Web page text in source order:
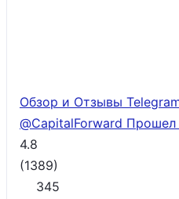
Обзор и Отзывы
@CapitalForward Прошел
4.8
(1389)
345